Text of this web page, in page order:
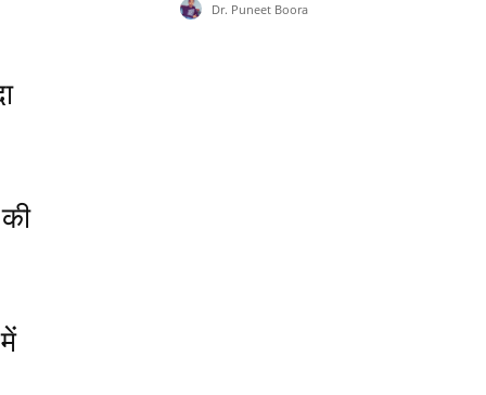
Dr. Puneet Boora